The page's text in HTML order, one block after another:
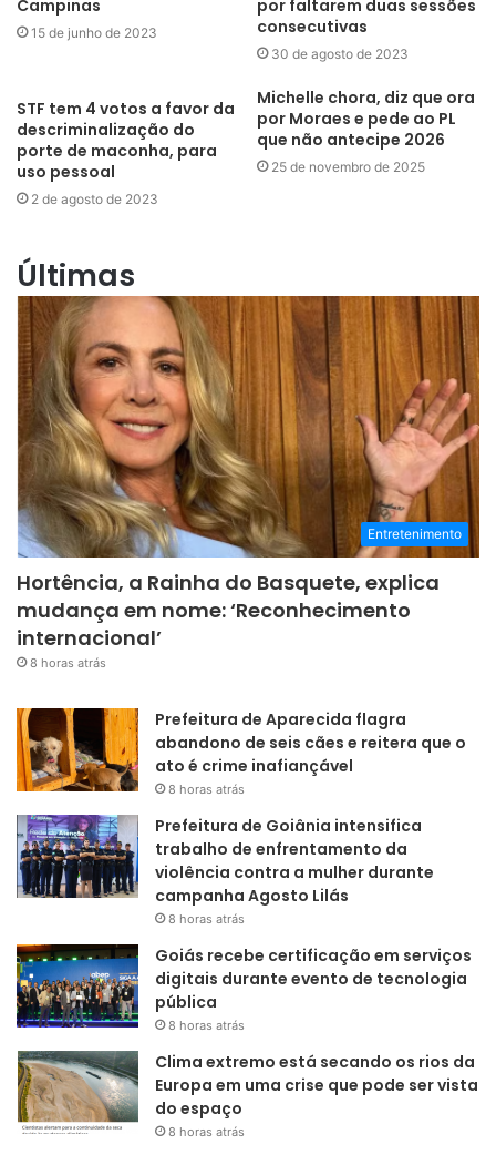
Campinas
15 de junho de 2023
por faltarem duas sessões
consecutivas
30 de agosto de 2023
STF tem 4 votos a favor da
descriminalização do
porte de maconha, para
uso pessoal
2 de agosto de 2023
Michelle chora, diz que ora
por Moraes e pede ao PL
que não antecipe 2026
25 de novembro de 2025
Últimas
Entretenimento
Hortência, a Rainha do Basquete, explica
mudança em nome: ‘Reconhecimento
internacional’
8 horas atrás
Prefeitura de Aparecida flagra
abandono de seis cães e reitera que o
ato é crime inafiançável
8 horas atrás
Prefeitura de Goiânia intensifica
trabalho de enfrentamento da
violência contra a mulher durante
campanha Agosto Lilás
8 horas atrás
Goiás recebe certificação em serviços
digitais durante evento de tecnologia
pública
8 horas atrás
Clima extremo está secando os rios da
Europa em uma crise que pode ser vista
do espaço
8 horas atrás